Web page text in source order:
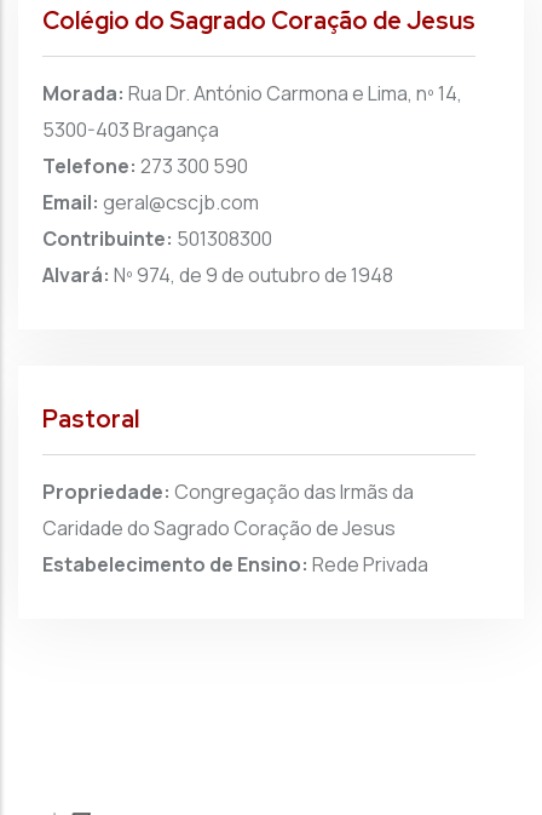
Colégio do Sagrado Coração de Jesus
Morada: Rua Dr. António Carmona e Lima, nº 14,
5300-403 Bragança
Telefone: 273 300 590
Email: geral@cscjb.com
Contribuinte: 501308300
Alvará: Nº 974, de 9 de outubro de 1948
Pastoral
Propriedade: Congregação das Irmãs da
Caridade do Sagrado Coração de Jesus
Estabelecimento de Ensino: Rede Privada